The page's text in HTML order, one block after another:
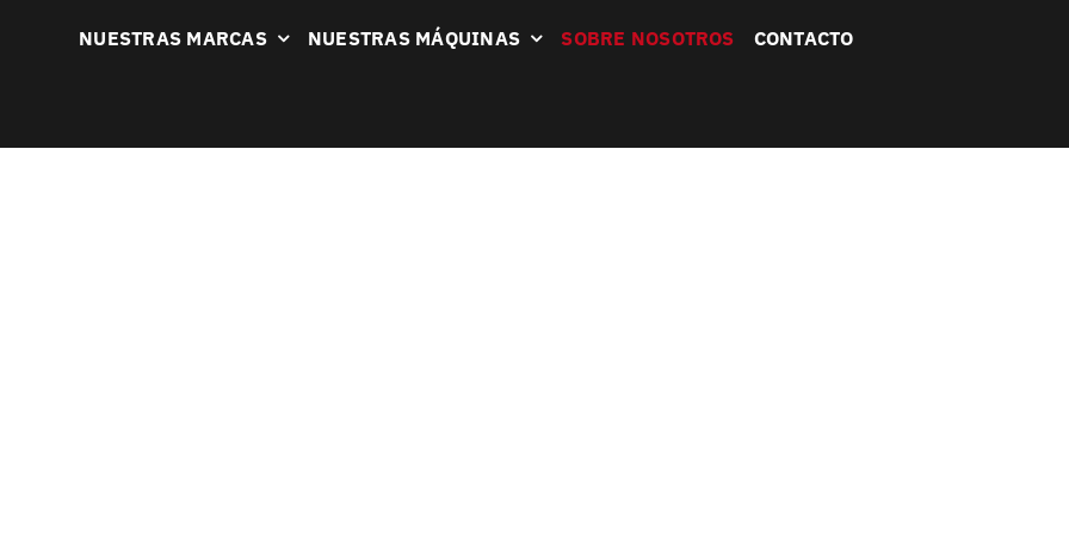
NUESTRAS MARCAS NUESTRAS MÁQUINAS SOBRE NOSOTROS CONTACTO